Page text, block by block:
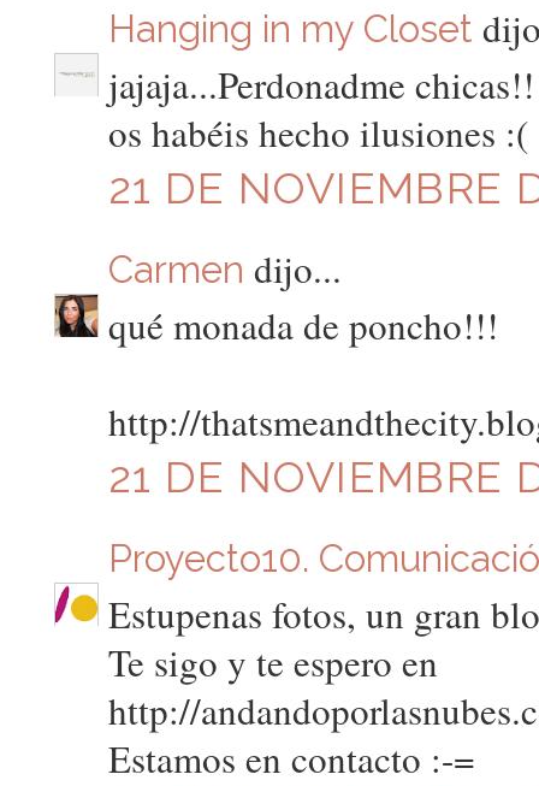
Hanging in my Closet
jajaja...Perdonadme
os habéis hecho ilusiones :(
21 DE NOVIEMBRE
Carmen dijo...
qué monada de poncho!!!
http://
21 DE NOVIEMBRE
Proyecto10.
Estupenas fotos, un gran
Te sigo y te espero en
http://
Estamos en contacto :-=